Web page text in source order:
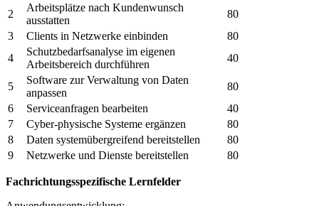
2
Arbeitsplätze nach Kundenwunsch
ausstatten
80
3
Clients in Netzwerke einbinden
80
4
Schutzbedarfsanalyse im eigenen
Arbeitsbereich durchführen
40
5
Software zur Verwaltung von Daten
anpassen
80
6
Serviceanfragen bearbeiten
40
7
Cyber-physische Systeme ergänzen
80
8
Daten systemübergreifend bereitstellen
80
9
Netzwerke und Dienste bereitstellen 80
Fachrichtungsspezifische Lernfelder